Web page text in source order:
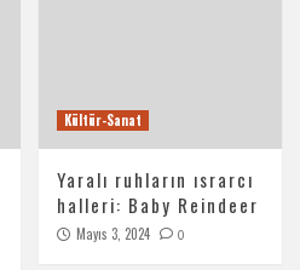
Kültür-Sanat
Yaralı ruhların ısrarcı
halleri: Baby Reindeer
Mayıs 3, 2024 0